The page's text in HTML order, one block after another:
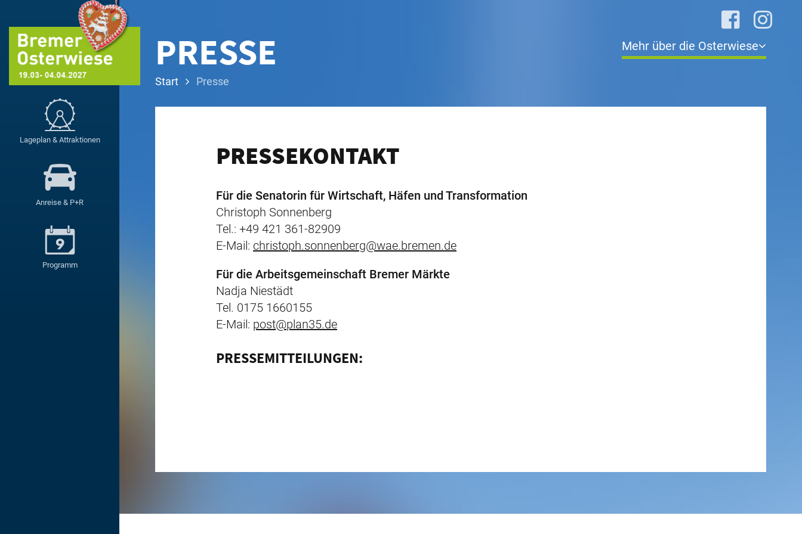
Lageplan & Attraktionen
Anreise & P+R
Programm
Mehr über die Osterwiese
PRESSE
Start Presse
PRESSEKONTAKT
Für die Senatorin für Wirtschaft, Häfen und Transformation
Christoph Sonnenberg
Tel.: +49 421 361-82909
E-Mail: christoph.sonnenberg@wae.bremen.de
Für die Arbeitsgemeinschaft Bremer Märkte
Nadja Niestädt
Tel. 0175 1660155
E-Mail: post@plan35.de
PRESSEMITTEILUNGEN: